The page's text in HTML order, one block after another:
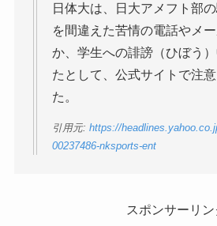
日体大は、日大アメフト部
を間違えた苦情の電話やメ
か、学生への誹謗（ひぼう
たとして、公式サイトで注
た。
引用元: https://
00237486-nksports-ent
スポンサーリン